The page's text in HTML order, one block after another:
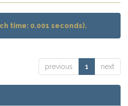
time: 0.001 seconds).
previous 1 next